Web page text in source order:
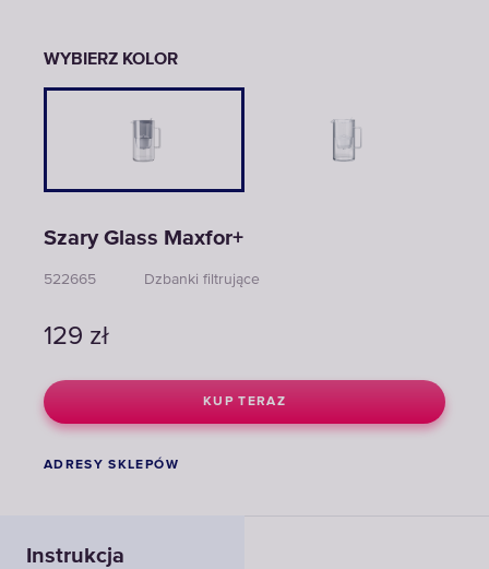
WYBIERZ KOLOR
Szary Glass Maxfor+
522665 Dzbanki filtrujące
129 zł
KUP TERAZ
ADRESY SKLEPÓW
Instrukcja